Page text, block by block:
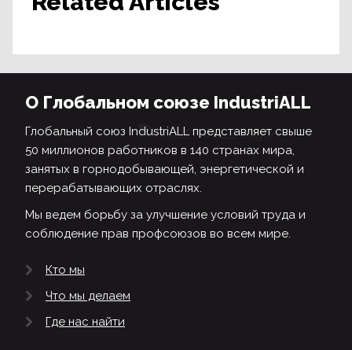
О Глобальном союзе IndustriALL
Глобальный союз IndustriALL представляет свыше
50 миллионов работников в 140 странах мира,
занятых в горнодобывающей, энергетической и
перерабатывающих отраслях.
Мы ведем борьбу за улучшение условий труда и
соблюдение прав профсоюзов во всем мире.
Кто мы
Что мы делаем
Где нас найти